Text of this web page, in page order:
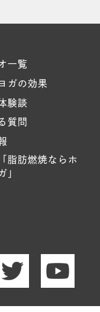
一覧
ガの効果
験談
質問
脂肪燃焼ならホ
」